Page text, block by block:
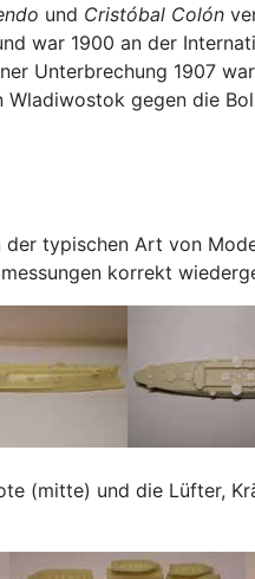
und Cristóbal Colón
war 1900 an der
Unterbrechung 1907
gegen die
der typischen Art von
korrekt
(mitte) und die Lüfter,